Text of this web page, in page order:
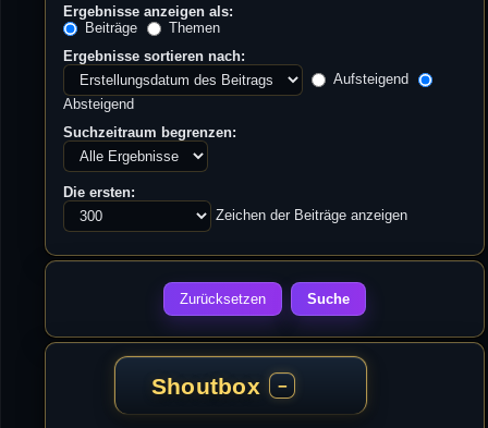
Ergebnisse anzeigen als:
Beiträge
Themen
Ergebnisse sortieren nach:
Aufsteigend
Absteigend
Suchzeitraum begrenzen:
Die ersten:
Zeichen der Beiträge anzeigen
Shoutbox −